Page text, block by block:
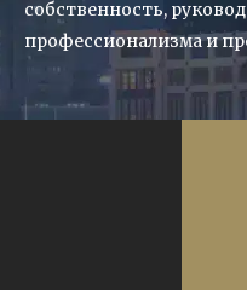
собственность,
профессионализма и